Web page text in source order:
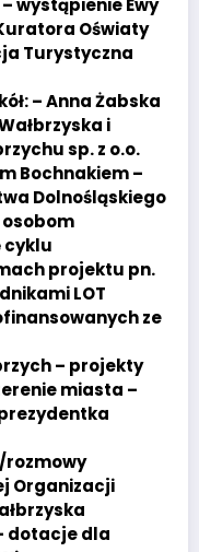
wystąpienie Ewy
Oświaty
Turystyczna
– Anna Żabska
i
sp. z o.o.
Bochnakiem –
Dolnośląskiego
cyklu
projektu pn.
LOT
ze
– projekty
miasta –
rozmowy
Organizacji
dotacje dla